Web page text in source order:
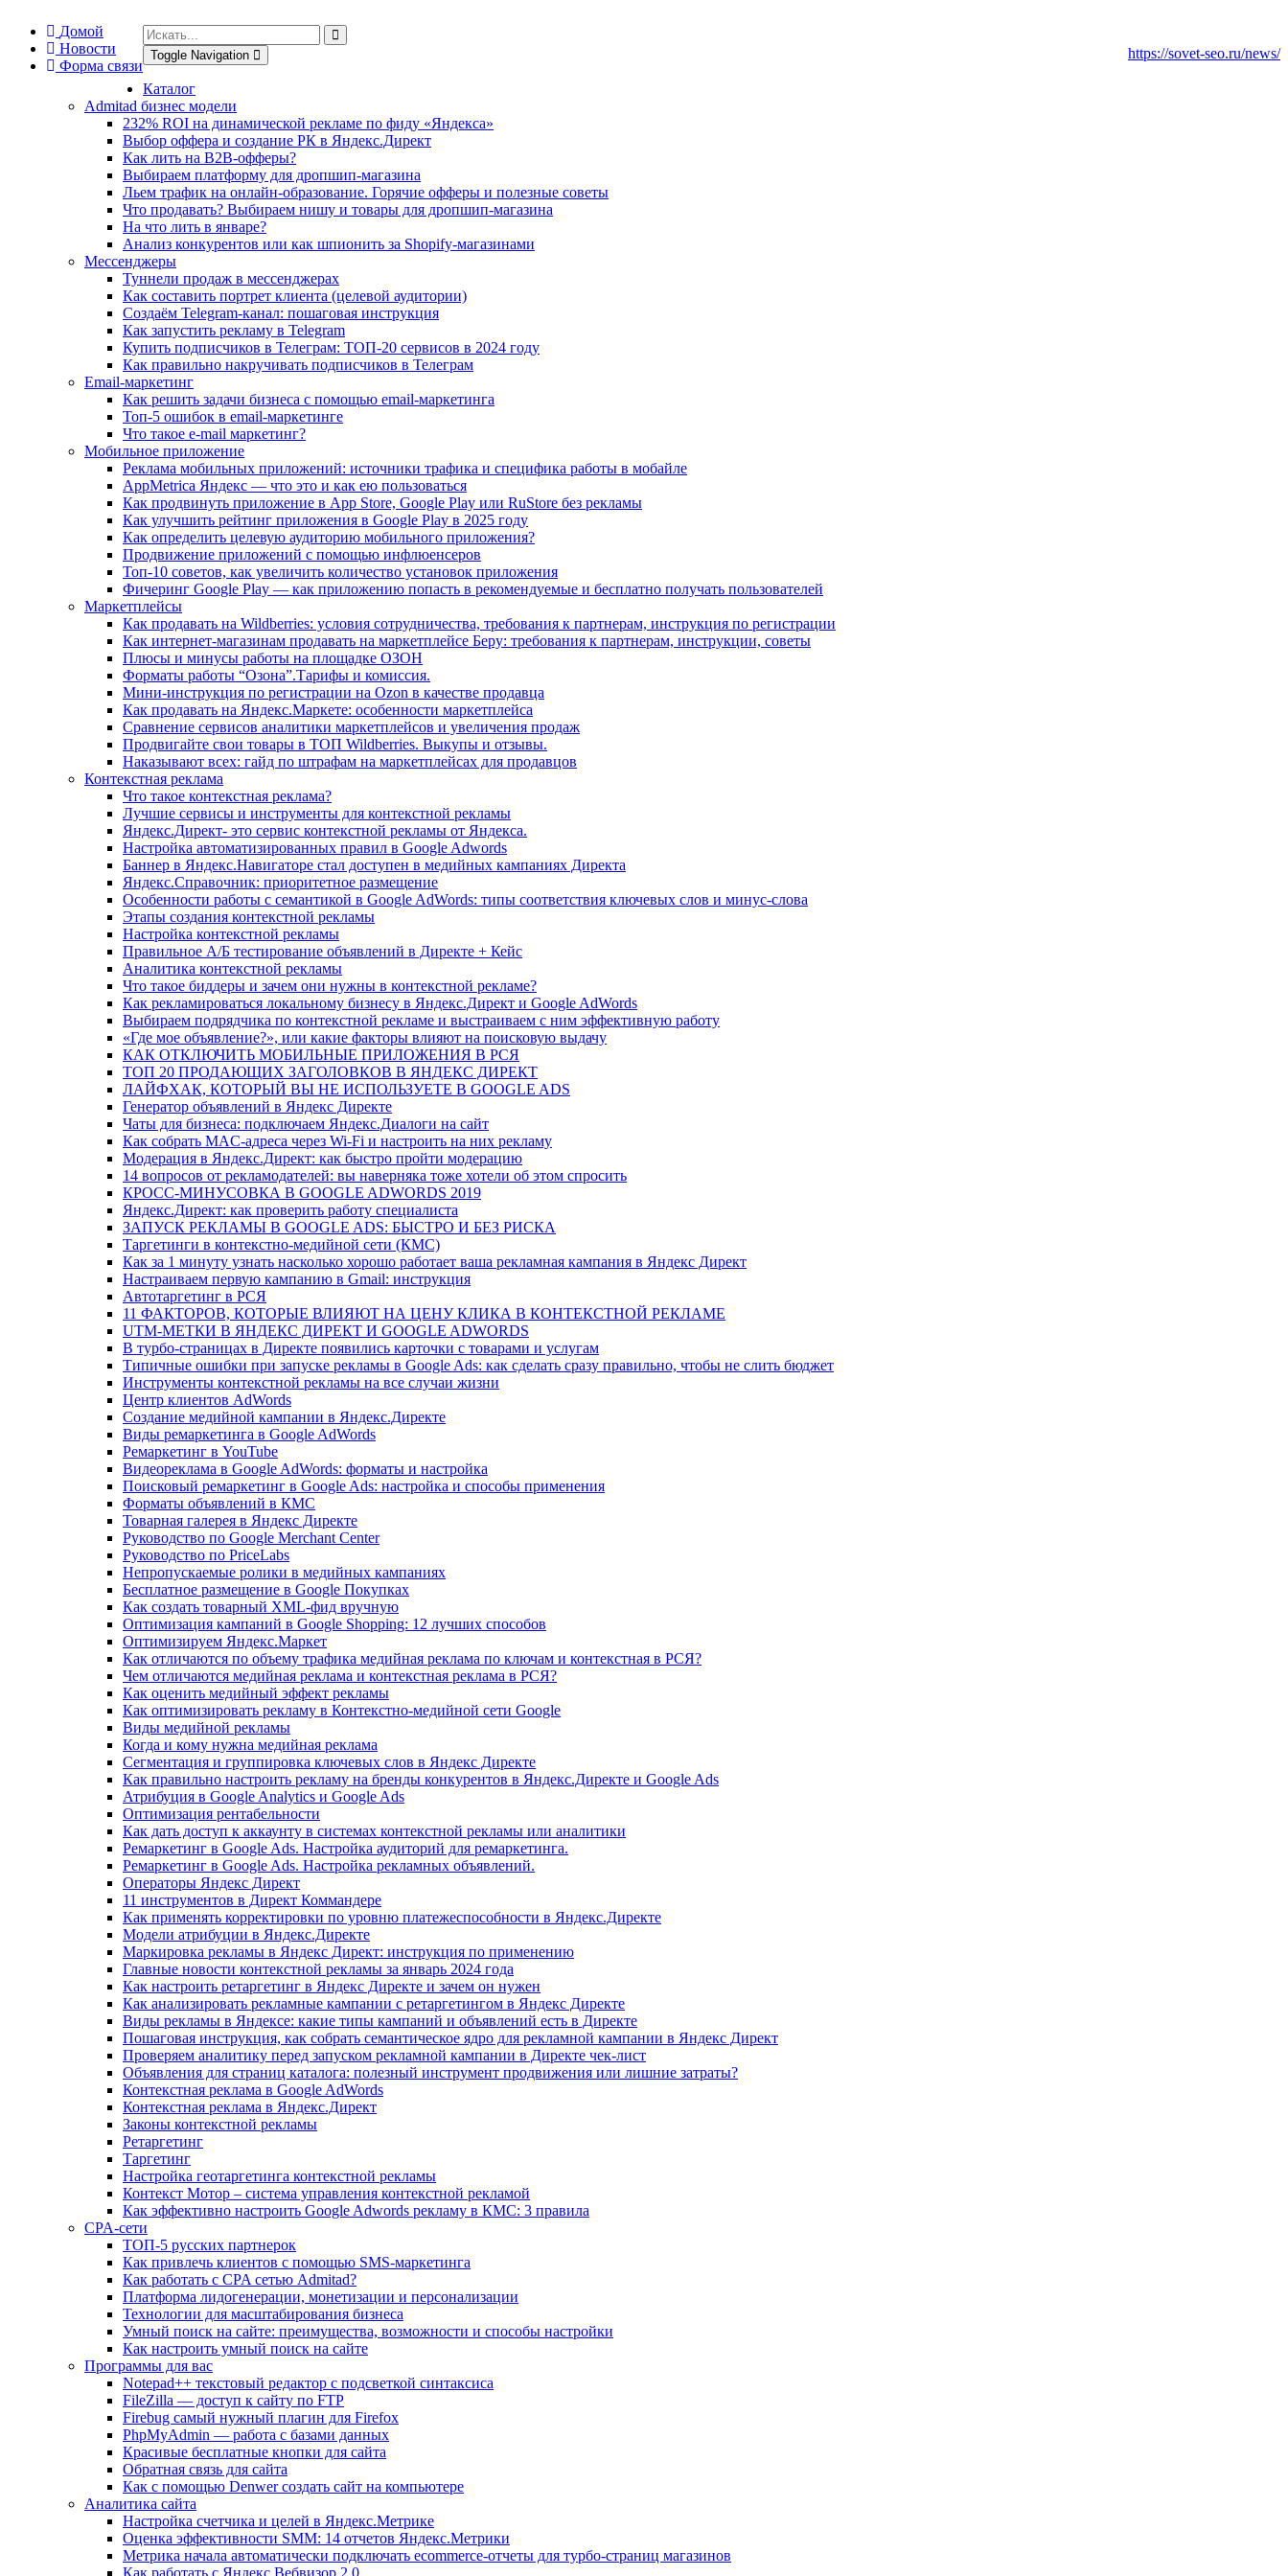
Домой
Новости
Форма связи
https://sovet-seo.ru/news/
Toggle Navigation
Каталог
Admitad бизнес модели
232% ROI на динамической рекламе по фиду «Яндекса»
Выбор оффера и создание РК в Яндекс.Директ
Как лить на B2B-офферы?
Выбираем платформу для дропшип-магазина
Льем трафик на онлайн-образование. Горячие офферы и полезные советы
Что продавать? Выбираем нишу и товары для дропшип-магазина
На что лить в январе?
Анализ конкурентов или как шпионить за Shopify-магазинами
Мессенджеры
Туннели продаж в мессенджерах
Как составить портрет клиента (целевой аудитории)
Создаём Telegram-канал: пошаговая инструкция
Как запустить рекламу в Telegram
Купить подписчиков в Телеграм: ТОП-20 сервисов в 2024 году
Как правильно накручивать подписчиков в Телеграм
Email-маркетинг
Как решить задачи бизнеса с помощью email-маркетинга
Топ-5 ошибок в email-маркетинге
Что такое e-mail маркетинг?
Мобильное приложение
Реклама мобильных приложений: источники трафика и специфика работы в мобайле
AppMetrica Яндекс — что это и как ею пользоваться
Как продвинуть приложение в App Store, Google Play или RuStore без рекламы
Как улучшить рейтинг приложения в Google Play в 2025 году
Как определить целевую аудиторию мобильного приложения?
Продвижение приложений с помощью инфлюенсеров
Топ-10 советов, как увеличить количество установок приложения
Фичеринг Google Play — как приложению попасть в рекомендуемые и бесплатно получать пользователей
Маркетплейсы
Как продавать на Wildberries: условия сотрудничества, требования к партнерам, инструкция по регистрации
Как интернет-магазинам продавать на маркетплейсе Беру: требования к партнерам, инструкции, советы
Плюсы и минусы работы на площадке ОЗОН
Форматы работы “Озона”.Тарифы и комиссия.
Мини-инструкция по регистрации на Ozon в качестве продавца
Как продавать на Яндекс.Маркете: особенности маркетплейса
Сравнение сервисов аналитики маркетплейсов и увеличения продаж
Продвигайте свои товары в ТОП Wildberries. Выкупы и отзывы.
Наказывают всех: гайд по штрафам на маркетплейсах для продавцов
Контекстная реклама
Что такое контекстная реклама?
Лучшие сервисы и инструменты для контекстной рекламы
Яндекс.Директ- это сервис контекстной рекламы от Яндекса.
Настройка автоматизиpованных правил в Google Adwords
Баннер в Яндекс.Навигаторе стал доступен в медийных кампаниях Директа
Яндекс.Справочник: приоритетное размещение
Особенности работы с семантикой в Google AdWords: типы соответствия ключевых слов и минус-слова
Этапы создания контекстной рекламы
Настройка контекстной рекламы
Правильное А/Б тестирование объявлений в Директе + Кейс
Аналитика контекстной рекламы
Что такое биддеры и зачем они нужны в контекстной рекламе?
Как рекламироваться локальному бизнесу в Яндекс.Директ и Google AdWords
Выбираем подрядчика по контекстной рекламе и выстраиваем с ним эффективную работу
«Где мое объявление?», или какие факторы влияют на поисковую выдачу
КАК ОТКЛЮЧИТЬ МОБИЛЬНЫЕ ПРИЛОЖЕНИЯ В РСЯ
ТОП 20 ПРОДАЮЩИХ ЗАГОЛОВКОВ В ЯНДЕКС ДИРЕКТ
ЛАЙФХАК, КОТОРЫЙ ВЫ НЕ ИСПОЛЬЗУЕТЕ В GOOGLE ADS
Генератор объявлений в Яндекс Директе
Чаты для бизнеса: подключаем Яндекс.Диалоги на сайт
Как собрать MAC-адреса через Wi-Fi и настроить на них рекламу
Модерация в Яндекс.Директ: как быстро пройти модерацию
14 вопросов от рекламодателей: вы наверняка тоже хотели об этом спросить
КРОСС-МИНУСОВКА В GOOGLE ADWORDS 2019
Яндекс.Директ: как проверить работу специалиста
ЗАПУСК РЕКЛАМЫ В GOOGLE ADS: БЫСТРО И БЕЗ РИСКА
Таргетинги в контекстно-медийной сети (КМС)
Как за 1 минуту узнать насколько хорошо работает ваша рекламная кампания в Яндекс Директ
Настраиваем первую кампанию в Gmail: инструкция
Автотаргетинг в РСЯ
11 ФАКТОРОВ, КОТОРЫЕ ВЛИЯЮТ НА ЦЕНУ КЛИКА В КОНТЕКСТНОЙ РЕКЛАМЕ
UTM-МЕТКИ В ЯНДЕКС ДИРЕКТ И GOOGLE ADWORDS
В турбо-страницах в Директе появились карточки с товарами и услугам
Типичные ошибки при запуске рекламы в Google Ads: как сделать сразу правильно, чтобы не слить бюджет
Инструменты контекстной рекламы на все случаи жизни
Центр клиентов AdWords
Создание медийной кампании в Яндекс.Директе
Виды ремаркетинга в Google AdWords
Ремаркетинг в YouTube
Видеореклама в Google AdWords: форматы и настройка
Поисковый ремаркетинг в Google Ads: настройка и способы применения
Форматы объявлений в КМС
Товарная галерея в Яндекс Директе
Руководство по Google Merchant Center
Руководство по PriceLabs
Непропускаемые ролики в медийных кампаниях
Бесплатное размещение в Google Покупках
Как создать товарный XML-фид вручную
Оптимизация кампаний в Google Shopping: 12 лучших способов
Оптимизируем Яндекс.Маркет
Как отличаются по объему трафика медийная реклама по ключам и контекстная в РСЯ?
Чем отличаются медийная реклама и контекстная реклама в РСЯ?
Как оценить медийный эффект рекламы
Как оптимизировать рекламу в Контекстно-медийной сети Google
Виды медийной рекламы
Когда и кому нужна медийная реклама
Сегментация и группировка ключевых слов в Яндекс Директе
Как правильно настроить рекламу на бренды конкурентов в Яндекс.Директе и Google Ads
Атрибуция в Google Analytics и Google Ads
Оптимизация рентабельности
Как дать доступ к аккаунту в системах контекстной рекламы или аналитики
Ремаркетинг в Google Ads. Настройка аудиторий для ремаркетинга.
Ремаркетинг в Google Ads. Настройка рекламных объявлений.
Операторы Яндекс Директ
11 инструментов в Директ Коммандере
Как применять корректировки по уровню платежеспособности в Яндекс.Директе
Модели атрибуции в Яндекс.Директе
Маркировка рекламы в Яндекс Директ: инструкция по применению
Главные новости контекстной рекламы за январь 2024 года
Как настроить ретаргетинг в Яндекс Директе и зачем он нужен
Как анализировать рекламные кампании с ретаргетингом в Яндекс Директе
Виды рекламы в Яндексе: какие типы кампаний и объявлений есть в Директе
Пошаговая инструкция, как собрать семантическое ядро для рекламной кампании в Яндекс Директ
Проверяем аналитику перед запуском рекламной кампании в Директе чек-лист
Объявления для страниц каталога: полезный инструмент продвижения или лишние затраты?
Контекстная реклама в Google AdWords
Контекстная реклама в Яндекс.Директ
Законы контекстной рекламы
Ретаргетинг
Таргетинг
Настройка геотаргетинга контекстной рекламы
Контекст Мотор – система управления контекстной рекламой
Как эффективно настроить Google Adwords рекламу в КМС: 3 правила
CPA-сети
ТОП-5 русских партнерок
Как привлечь клиентов с помощью SMS-маркетинга
Как работать с CPA сетью Admitad?
Платформа лидогенерации, монетизации и персонализации
Технологии для масштабирования бизнеса
Умный поиск на сайте: преимущества, возможности и способы настройки
Как настроить умный поиск на сайте
Программы для вас
Notepad++ текстовый редактор с подсветкой синтаксиса
FileZilla — доступ к сайту по FTP
Firebug самый нужный плагин для Firefox
PhpMyAdmin — работа с базами данных
Красивые бесплатные кнопки для сайта
Обратная связь для сайта
Как с помощью Denwer создать сайт на компьютере
Аналитика сайта
Настройка счетчика и целей в Яндекс.Метрике
Оценка эффективности SMM: 14 отчетов Яндекс.Метрики
Метрика начала автоматически подключать ecommerce-отчеты для турбо-страниц магазинов
Как работать с Яндекс.Вебвизор 2.0